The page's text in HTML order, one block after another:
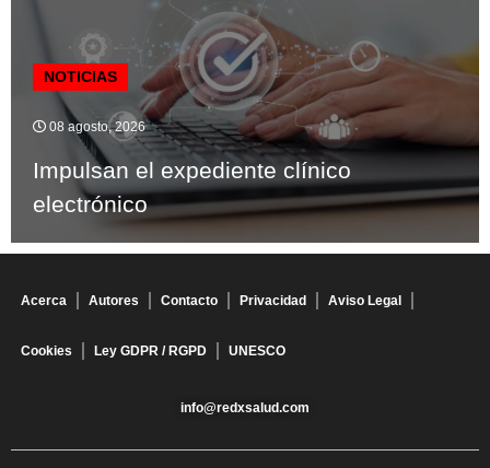
NOTICIAS
08 agosto, 2026
Impulsan el expediente clínico
electrónico
Acerca Autores Contacto Privacidad Aviso Legal
Cookies Ley GDPR / RGPD UNESCO
info@redxsalud.com